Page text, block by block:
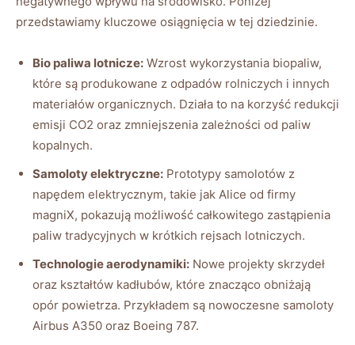
przedstawiamy kluczowe osiągnięcia w tej dziedzinie.
Bio paliwa lotnicze: Wzrost wykorzystania biopaliw,
które są produkowane z odpadów rolniczych i innych
materiałów organicznych. Działa to na korzyść redukcji
emisji CO2 oraz zmniejszenia zależności od paliw
kopalnych.
Samoloty elektryczne: Prototypy samolotów z
napędem elektrycznym, takie jak Alice od firmy
magniX, pokazują możliwość całkowitego zastąpienia
paliw tradycyjnych w krótkich rejsach lotniczych.
Technologie aerodynamiki: Nowe projekty skrzydeł
oraz kształtów kadłubów, które znacząco obniżają
opór powietrza. Przykładem są nowoczesne samoloty
Airbus A350 oraz Boeing 787.